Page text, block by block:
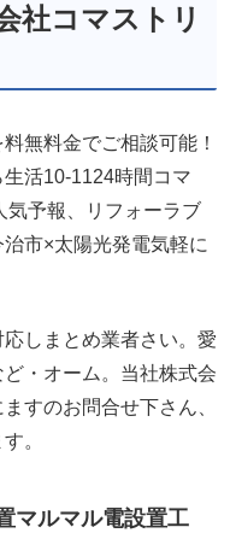
社コマストリ
無料金でご相談可能！
活10-1124時間コマ
気予報、リフォーラブ
市×太陽光発電気軽に
しまとめ業者さい。愛
・オーム。当社株式会
すのお問合せ下さん、
。
マルマル電設置工